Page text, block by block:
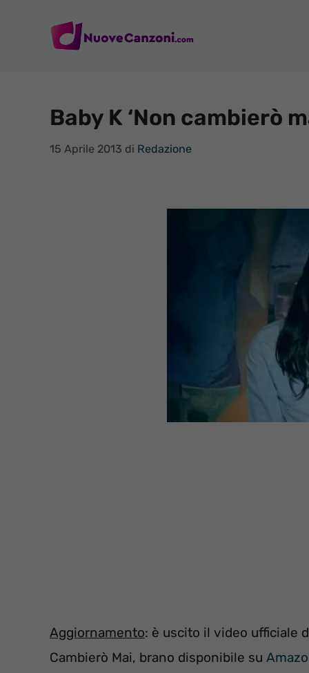
Baby K ‘Non cambierò
15 Aprile 2013 di Redazione
Aggiornamento: è uscito il video ufficiale
Cambierò Mai, brano disponibile su